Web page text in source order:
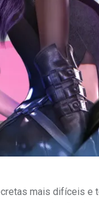
mais difíceis e